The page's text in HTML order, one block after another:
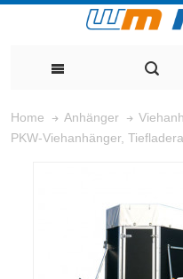
Home Anhänger
PKW-Viehanhänger,